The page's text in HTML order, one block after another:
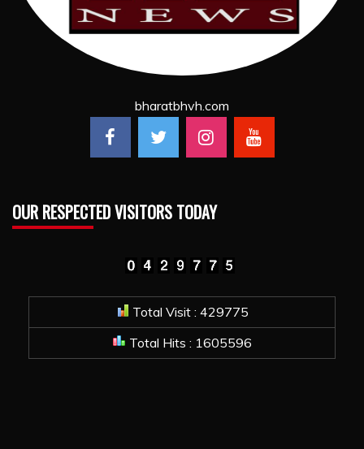
bharatbhvh.com
OUR RESPECTED VISITORS TODAY
Total Visit : 429775
Total Hits : 1605596